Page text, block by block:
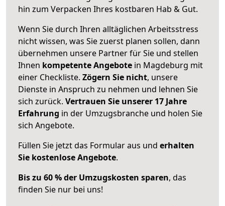
hin zum Verpacken Ihres kostbaren Hab & Gut.
Wenn Sie durch Ihren alltäglichen Arbeitsstress
nicht wissen, was Sie zuerst planen sollen, dann
übernehmen unsere Partner für Sie und stellen
Ihnen kompetente Angebote in Magdeburg mit
einer Checkliste. Zögern Sie nicht, unsere
Dienste in Anspruch zu nehmen und lehnen Sie
sich zurück. Vertrauen Sie unserer 17 Jahre
Erfahrung in der Umzugsbranche und holen Sie
sich Angebote.
Füllen Sie jetzt das Formular aus und erhalten
Sie kostenlose Angebote.
Bis zu 60 % der Umzugskosten sparen, das
finden Sie nur bei uns!